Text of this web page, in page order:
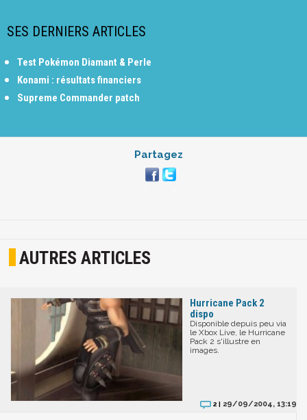
SES DERNIERS ARTICLES
Test Pokémon Diamant & Perle
Konami : résultats financiers
Supreme Commander patch
Partagez
AUTRES ARTICLES
Hurricane Pack 2
dispo
Disponible depuis peu via
le Xbox Live, le Hurricane
Pack 2 s'illustre en
images.
2 | 29/09/2004, 13:19